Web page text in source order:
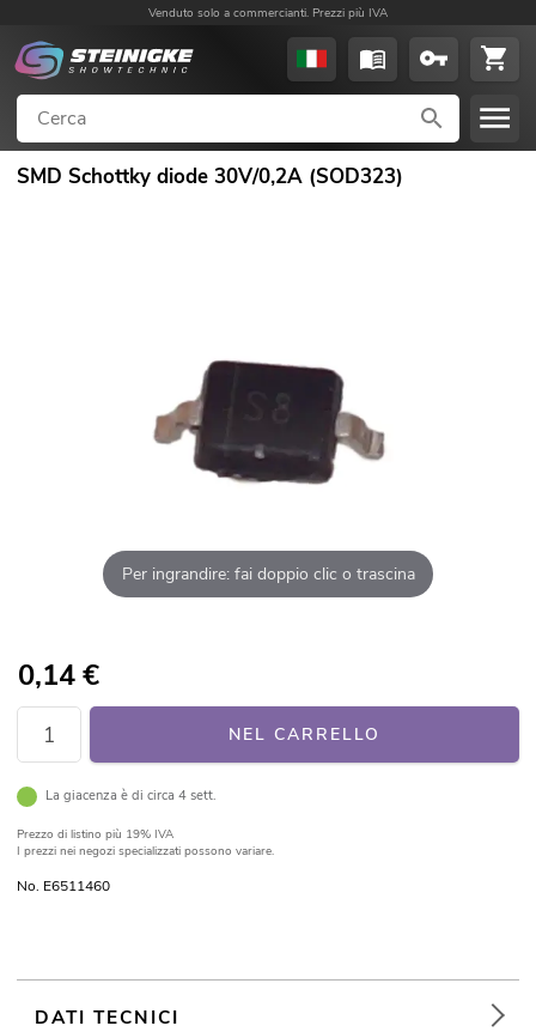
Venduto solo a commercianti. Prezzi più IVA
SMD Schottky diode 30V/0,2A (SOD323)
Per ingrandire: fai doppio clic o trascina
0,14€
NEL CARRELLO
La giacenza è di circa 4 sett.
Prezzo di listino più 19% IVA
I prezzi nei negozi specializzati possono variare.
No. E6511460
DATI TECNICI